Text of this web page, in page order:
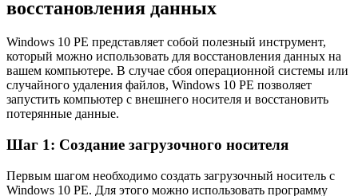
восстановления данных
Windows 10 PE представляет собой полезный инструмент,
который можно использовать для восстановления данных на
вашем компьютере. В случае сбоя операционной системы или
случайного удаления файлов, Windows 10 PE позволяет
запустить компьютер с внешнего носителя и восстановить
потерянные данные.
Шаг 1: Создание загрузочного носителя
Первым шагом необходимо создать загрузочный носитель с
Windows 10 PE. Для этого можно использовать программу